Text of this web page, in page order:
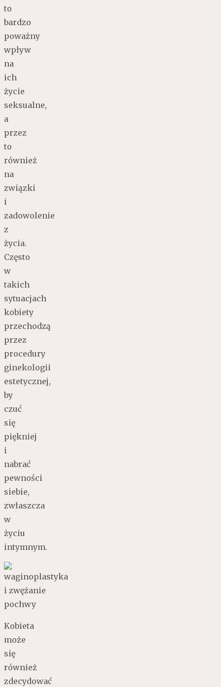
to
bardzo
poważny
wpływ
na
ich
życie
seksualne,
a
przez
to
również
na
związki
i
zadowolenie
z
życia.
Często
w
takich
sytuacjach
kobiety
przechodzą
przez
procedury
ginekologii
estetycznej,
by
czuć
się
piękniej
i
nabrać
pewności
siebie,
zwłaszcza
w
życiu
intymnym.
Kobieta
może
się
również
zdecydować